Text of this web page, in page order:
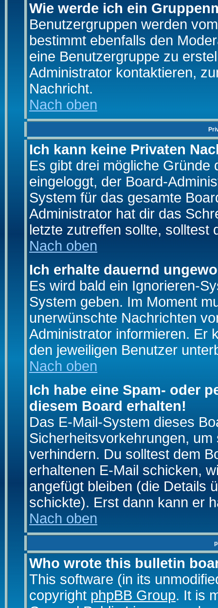
Wie werde ich ein
Benutzergruppen werden
bestimmt ebenfalls den
eine Benutzergruppe zu
Administrator kontaktieren,
Nachricht.
Nach oben
Ich kann keine Privaten
Es gibt drei mögliche Gründe
eingeloggt, der Board-
System für das gesamte
Administrator hat dir das
letzte zutreffen sollte, solltest
Nach oben
Ich erhalte dauernd
Es wird bald ein Ignorieren-
System geben. Im Moment
unerwünschte Nachrichten
Administrator informieren. Er
den jeweiligen Benutzer
Nach oben
Ich habe eine Spam- oder
diesem Board erhalten!
Das E-Mail-System dieses
Sicherheitsvorkehrungen,
verhindern. Du solltest dem
erhaltenen E-Mail schicken,
angefügt bleiben (die Details
schickte). Erst dann kann er
Nach oben
Who wrote this bulletin
This software (in its
copyrightphpBB Group. It is